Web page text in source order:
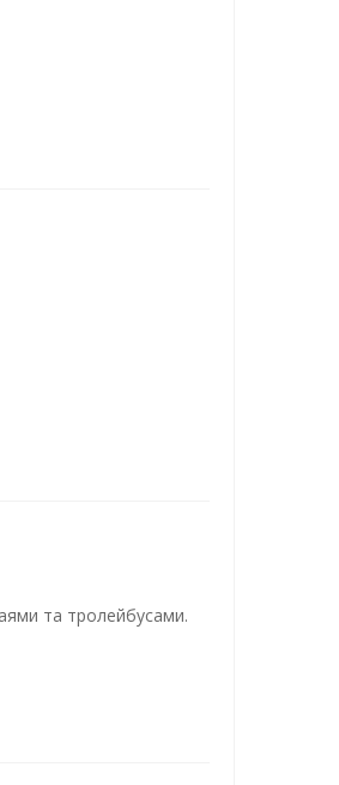
та тролейбусами.